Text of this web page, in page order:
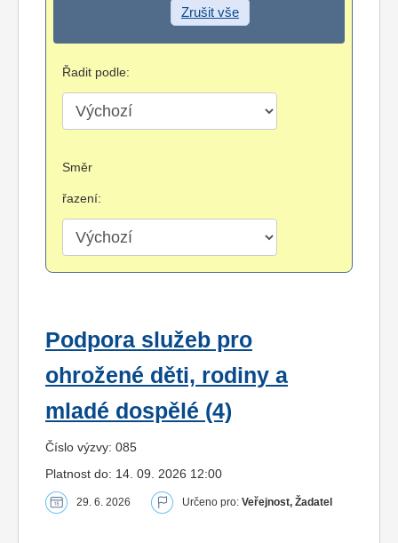
Zrušit vše
Řadit podle:
Směr
řazení:
Podpora služeb pro
ohrožené děti, rodiny a
mladé dospělé (4)
Číslo výzvy: 085
Platnost do: 14. 09. 2026 12:00
29. 6. 2026 Určeno pro: Veřejnost, Žadatel